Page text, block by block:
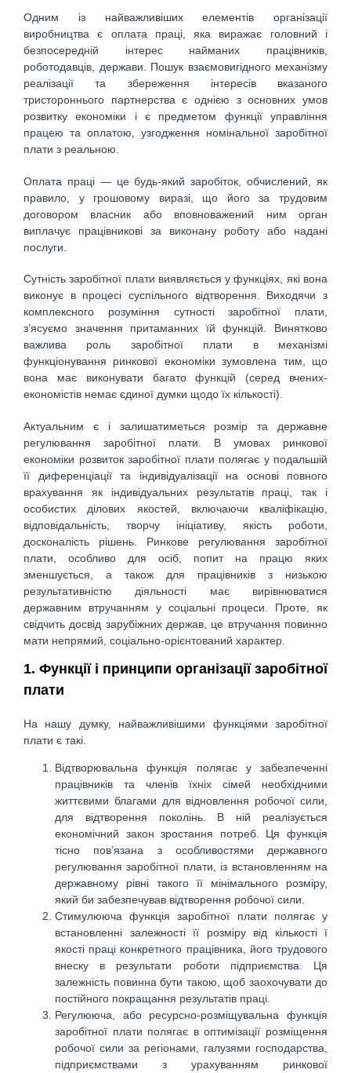
Одним із найважливіших елементів організації
виробництва є оплата праці, яка виражає головний і
безпосередній інтерес найманих працівників,
роботодавців, держави. Пошук взаємовигідного механізму
реалізації та збереження інтересів вказаного
тристороннього партнерства є однією з основних умов
розвитку економіки і є предметом функції управління
працею та оплатою, узгодження номінальної заробітної
плати з реальною.
Оплата праці — це будь-який заробіток, обчислений, як
прави­ло, у грошовому виразі, що його за трудовим
договором власник або вповноважений ним орган
виплачує працівникові за виконану роботу або надані
послуги.
Сутність заробітної плати виявляється у функціях, які вона
виконує в процесі суспільного відтворення. Виходячи з
комплексного розуміння сутності заробітної плати,
з’ясуємо значення притаманних їй функцій. Винятково
важлива роль заробітної плати в механізмі
функціонування ринкової економіки зумовлена тим, що
вона має виконувати багато функцій (серед вчених-
економістів немає єдиної думки щодо їх кількості).
Актуальним є і залишатиметься розмір та державне
регулювання заробітної плати. В умовах ринкової
економіки розвиток заробітної плати полягає у подальшій
її диференціації та індивідуалізації на основі повного
врахування як індивідуальних результатів праці, так і
особистих ділових якостей, включаючи кваліфікацію,
відповідальність, творчу ініціативу, якість роботи,
досконалість рішень. Ринкове регулювання заробітної
плати, особливо для осіб, попит на працю яких
зменшується, а також для працівників з низькою
результативністю діяльності має вирівнюватися
державним втручанням у соціальні процеси. Проте, як
свідчить досвід зарубіжних держав, це втручання повинно
мати непрямий, соціально-орієнтований характер.
1. Функції і принципи організації заробітної
плати
На нашу думку, найважливішими функціями заробітної
плати є такі.
Відтворювальна функція полягає у забезпеченні
працівників та членів їхніх сімей необхідними
життєвими благами для відновлення робочої сили,
для відтворення поколінь. В ній реалізується
економічний закон зростання потреб. Ця функція
тісно пов’язана з особливостями державного
регулювання заробітної плати, із встановленням на
державному рівні такого її мінімального розміру,
який би забезпечував відтворення робочої сили.
Стимулююча функція заробітної плати полягає у
встановленні залежності її розміру від кількості ї
якості праці конкретного працівника, його трудового
внеску в результати роботи підприємства. Ця
залежність повинна бути такою, щоб заохочувати до
постійного покращання результатів праці.
Регулююча, або ресурсно-розміщувальна функція
заробітної плати полягає в оптимізації розміщення
робочої сили за регіонами, галузями господарства,
підприємствами з урахуванням ринкової